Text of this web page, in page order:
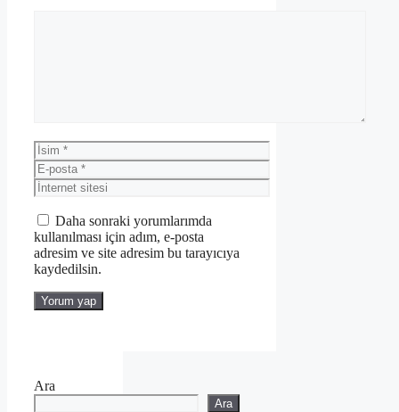
İsim
E-
posta
İnternet
sitesi
Daha sonraki yorumlarımda
kullanılması için adım, e-posta
adresim ve site adresim bu tarayıcıya
kaydedilsin.
Ara
Ara